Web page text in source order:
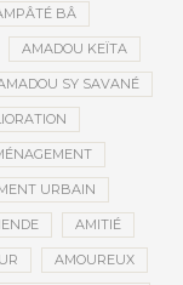
BÂ
AMADOU KEÏTA
SY SAVANÉ
URBAIN
AMITIÉ
AMOUREUX